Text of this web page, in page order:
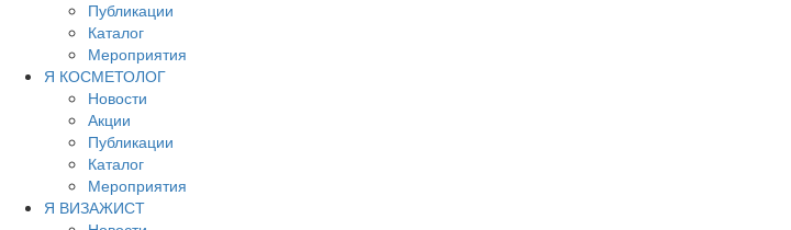
Публикации
Каталог
Мероприятия
Я КОСМЕТОЛОГ
Новости
Акции
Публикации
Каталог
Мероприятия
Я ВИЗАЖИСТ